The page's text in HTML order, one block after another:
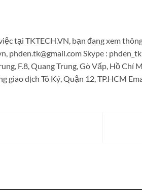
tại TKTECH.VN, bạn đang xem
phden.tk@gmail.com Skype :
F.8, Quang Trung, Gò Vấp, Hồ
giao dịch Tô Ký, Quận 12, TP.HCM